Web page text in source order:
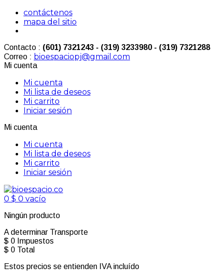
contáctenos
mapa del sitio
Contacto : (601) 7321243 - (319) 3233980 - (319) 7321288
Correo : bioespaciopj@gmail.com
Mi cuenta
Mi cuenta
Mi lista de deseos
Mi carrito
Iniciar sesión
Mi cuenta
Mi cuenta
Mi lista de deseos
Mi carrito
Iniciar sesión
0 $ 0 vacío
Ningún producto
A determinar Transporte
$ 0 Impuestos
$ 0 Total
Estos precios se entienden IVA incluído